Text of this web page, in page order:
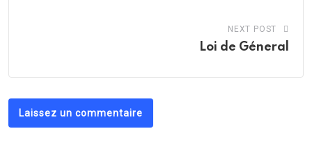
NEXT POST
Loi de Géneral
Laissez un commentaire